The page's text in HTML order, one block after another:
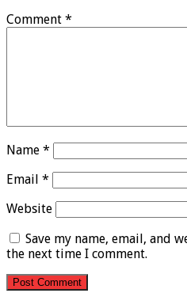
Comment *
Name *
Email *
Website
Save my name, email, and
the next time I comment.